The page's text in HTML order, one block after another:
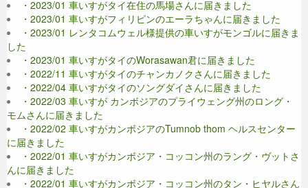
・2023/01 車いすがタイ在住の馬場さんに届きました
・2023/01 車いすがフィリピンのエーラちゃんに届きました
・2023/01 レンタコムウェル様提供の車いすがモンゴルに届きま
した
・2023/01 車いすがタイのWorasawan君に届きました
・2022/11 車いすがタイのチャンカノクさんに届きました
・2022/04 車いすがタイのソングダイさんに届きました
・2022/03 車いすが カンボジアのプライウェング州のロング・
モムさんに届きました
・2022/02 車いすがカンボジアのTumnob thom ヘルスセンター
に届きました
・2022/01 車いすがカンボジア・コッコン州のラング・ヴットさ
んに届きました
・2022/01 車いすがカンボジア・コッコン州のタン・ヒヤルさん